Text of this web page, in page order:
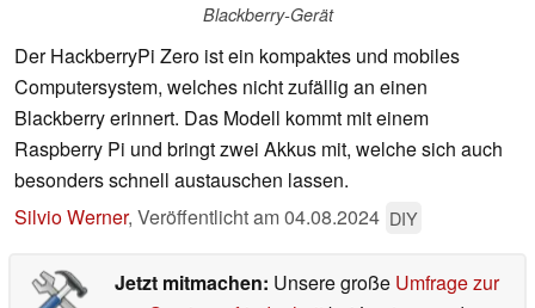
Blackberry-Gerät
Der HackberryPi Zero ist ein kompaktes und mobiles
Computersystem, welches nicht zufällig an einen
Blackberry erinnert. Das Modell kommt mit einem
Raspberry Pi und bringt zwei Akkus mit, welche sich auch
besonders schnell austauschen lassen.
Silvio Werner, Veröffentlicht am04.08.2024 DIY
Jetzt mitmachen: Unsere große Umfrage zur